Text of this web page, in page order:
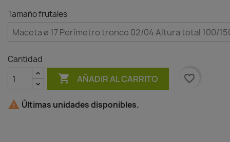
Tamaño frutales
Cantidad
 AÑADIR AL CARRITO favorite_border
 Últimas unidades disponibles.